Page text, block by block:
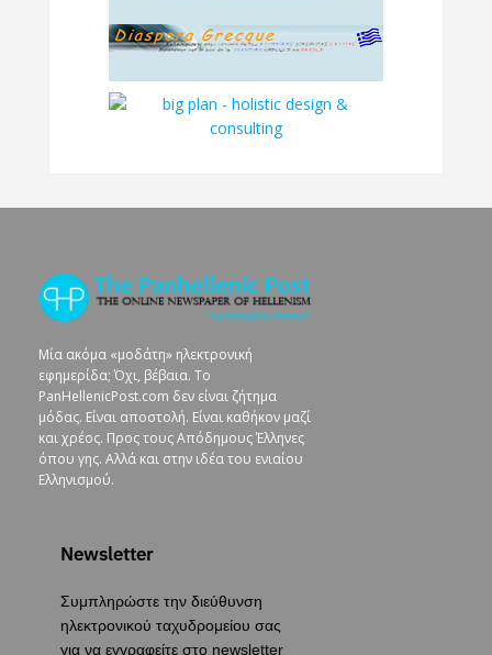
Μία ακόμα «μοδάτη» ηλεκτρονική
εφημερίδα; Όχι, βέβαια. To
PanHellenicPost.com δεν είναι ζήτημα
μόδας. Είναι αποστολή. Είναι καθήκον μαζί
και χρέος. Προς τους Απόδημους Έλληνες
όπου γης. Αλλά και στην ιδέα του ενιαίου
Ελληνισμού.
Newsletter
Συμπληρώστε την διεύθυνση
ηλεκτρονικού ταχυδρομείου σας
για να εγγραφείτε στο newsletter